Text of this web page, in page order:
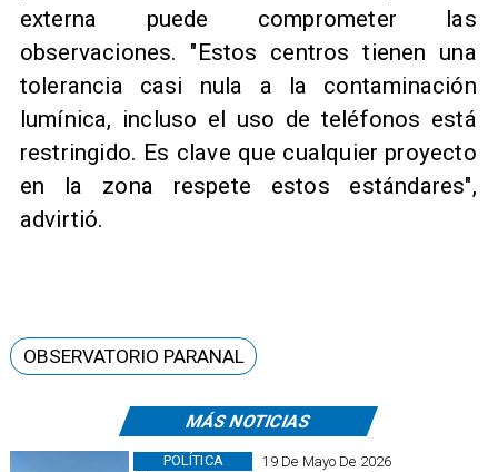
externa puede comprometer las
observaciones. "Estos centros tienen una
tolerancia casi nula a la contaminación
lumínica, incluso el uso de teléfonos está
restringido. Es clave que cualquier proyecto
en la zona respete estos estándares",
advirtió.
MÁS NOTICIAS
19 De Mayo De 2026
POLÍTICA
OBSERVATORIO PARANAL